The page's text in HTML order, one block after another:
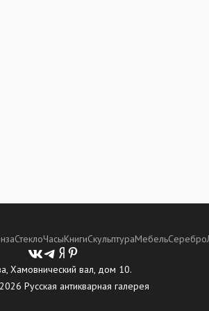
СтеклоЧасыКнигиСкульптураМебельСеребро
Хамовнический вал, дом 10.
Русская антикварная галерея